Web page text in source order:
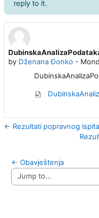
reply to it.
by Dženana Đonko -
Number of replies: 0
← Rezultati popravnog
← Obavještenja
Jump to...